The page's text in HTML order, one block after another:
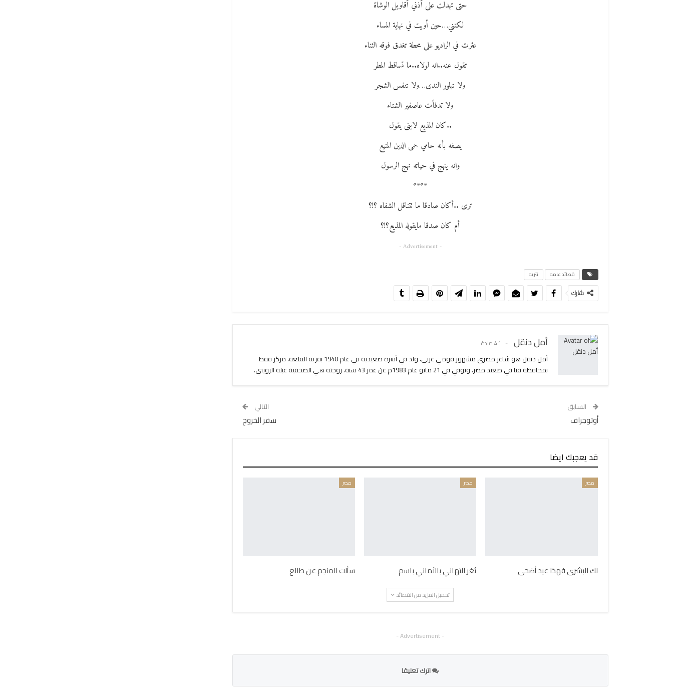
حتى تهدلت على أذني أقاويل الوشاة
لكنني…حين أويت في نهاية المساء
عثرت في الراديو على محطة تغدق فوقه الثناء
تقول عنه..انه لولاه..ما تساقط المطر
ولا تبلور الندى…ولا تنفس الشجر
ولا تدفأت عاصفير الشتاء
..كان المذيع لاينى يقول
يصفه بأنه حامي حمى الدين المنيع
وانه ينهج في حياته نهج الرسول
****
ترى ..أكان صادقا ما تتناقل الشفاه ؟!؟
أم كان صدقا مايقوله المذيع؟!؟
- Advertisement -
قصائد عامه نثريه
شارك
أمل دنقل 41 مادة
أمل دنقل هو شاعر مصري مشهور قومي عربي، ولد في أسرة صعيدية في عام 1940 بقرية القلعة، مركز قفط
بمحافظة قنا في صعيد مصر. وتوفي في 21 مايو عام 1983م عن عمر 43 سنة. زوجته هي الصحفية عبلة الرويني.
السابق
أوتوجراف
التالي
سفر الخروج
قد يعجبك ايضا
مصر
لك البشرى فهذا عيد أضحى
مصر
ثغر التهاني بالأماني باسم
مصر
سألت المنجم عن طالع
تحميل المزيد من القصائد
- Advertisement -
اترك تعليقا